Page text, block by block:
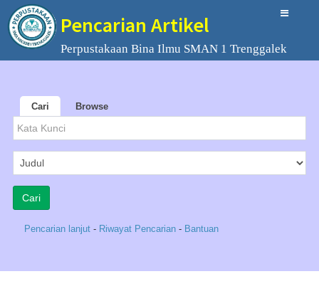
Pencarian Artikel
Perpustakaan Bina Ilmu SMAN 1 Trenggalek
Cari Browse
Pencarian lanjut - Riwayat Pencarian - Bantuan